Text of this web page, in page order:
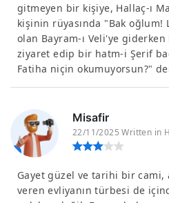
gitmeyen bir kişiye, Hallaç-ı
kişinin rüyasında "Bak oğlum!
olan Bayram-ı Veli'ye
ziyaret edip bir hatm-i Şerif
Fatiha niçin okumuyorsun?"
Misafir
22/11/2025 Written in
Gayet güzel ve tarihi bir cami,
veren evliyanın türbesi de